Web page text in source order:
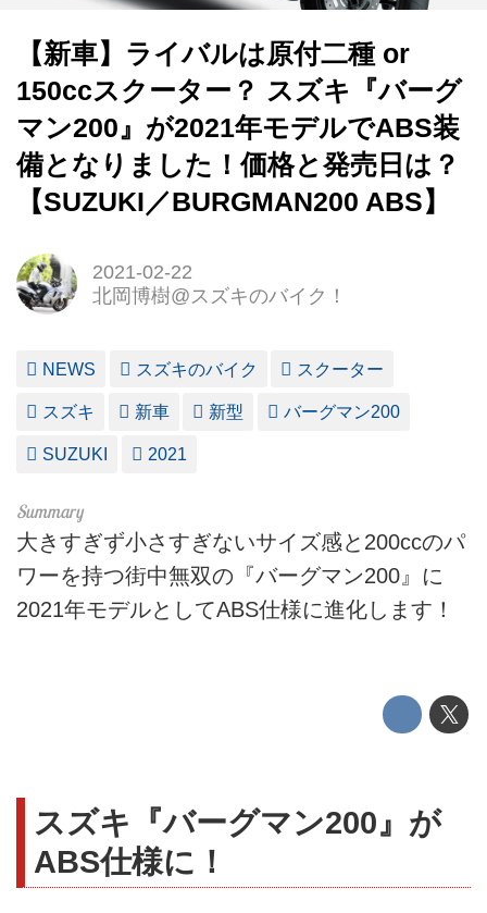
【新車】ライバルは原付二種 or
150ccスクーター？ スズキ『バーグ
マン200』が2021年モデルでABS装
備となりました！価格と発売日は？
【SUZUKI／BURGMAN200 ABS】
2021-02-22
北岡博樹@スズキのバイク！
NEWS スズキのバイク スクーター
スズキ 新車 新型 バーグマン200
SUZUKI 2021
大きすぎず小さすぎないサイズ感と200ccのパ
ワーを持つ街中無双の『バーグマン200』に
2021年モデルとしてABS仕様に進化します！
スズキ『バーグマン200』が
ABS仕様に！